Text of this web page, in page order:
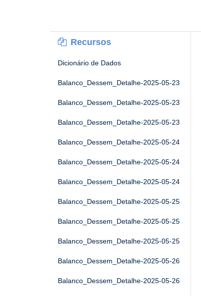
Recursos
Dicionário de Dados
Balanco_Dessem_Detalhe-2025-05-23
Balanco_Dessem_Detalhe-2025-05-23
Balanco_Dessem_Detalhe-2025-05-23
Balanco_Dessem_Detalhe-2025-05-24
Balanco_Dessem_Detalhe-2025-05-24
Balanco_Dessem_Detalhe-2025-05-24
Balanco_Dessem_Detalhe-2025-05-25
Balanco_Dessem_Detalhe-2025-05-25
Balanco_Dessem_Detalhe-2025-05-25
Balanco_Dessem_Detalhe-2025-05-26
Balanco_Dessem_Detalhe-2025-05-26